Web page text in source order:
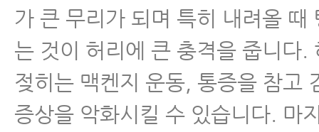
가 큰 무리가 되며 특히 내려올 때
는 것이 허리에 큰 충격을 줍니다.
젖히는 맥켄지 운동, 통증을 참고
증상을 악화시킬 수 있습니다. 마